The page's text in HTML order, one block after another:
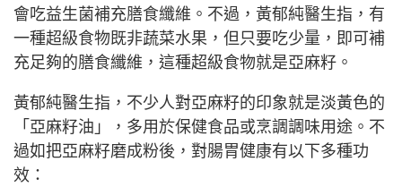
會吃益生菌補充膳食纖維。不過，黃郁純醫生指，有
一種超級食物既非蔬菜水果，但只要吃少量，即可補
充足夠的膳食纖維，這種超級食物就是亞麻籽。
黃郁純醫生指，不少人對亞麻籽的印象就是淡黃色的
「亞麻籽油」，多用於保健食品或烹調調味用途。不
過如把亞麻籽磨成粉後，對腸胃健康有以下多種功
效：